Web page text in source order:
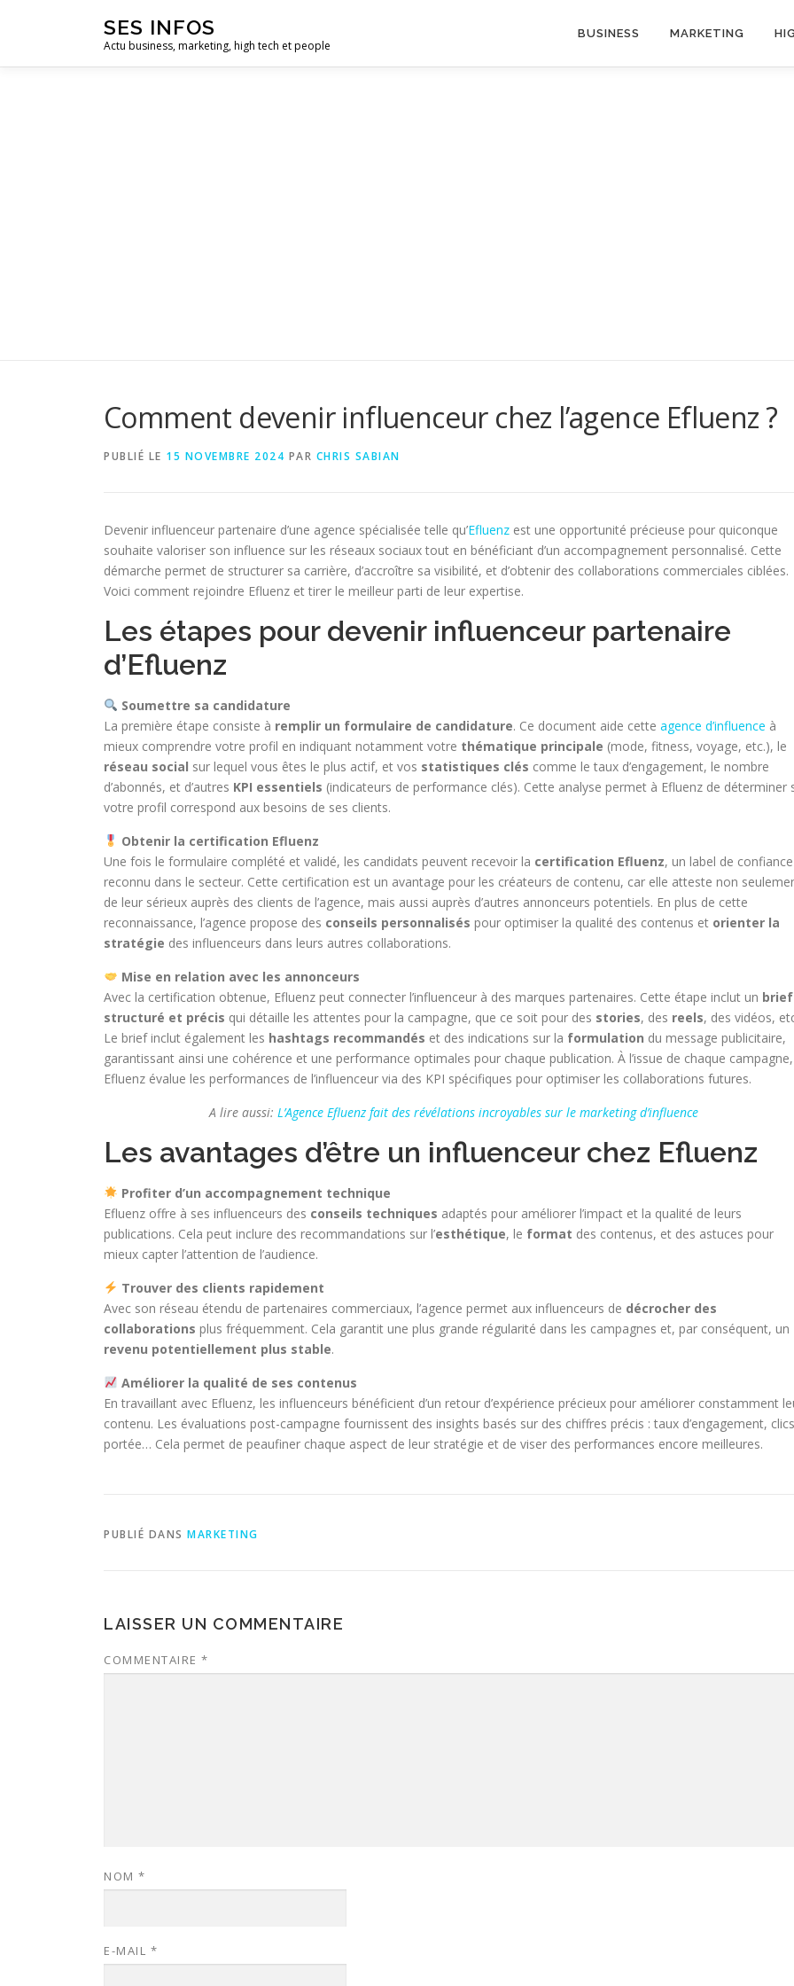
SES INFOS
Actu business, marketing, high tech et people
BUSINESS MARKETING
Comment devenir influenceur chez l’agence Efluenz ?
PUBLIÉ LE 15 NOVEMBRE 2024 PAR CHRIS SABIAN
Devenir influenceur partenaire d’une agence spécialisée telle qu’Efluenz est une opportunité précieuse pour quiconque
souhaite valoriser son influence sur les réseaux sociaux tout en bénéficiant d’un accompagnement personnalisé. Cette
démarche permet de structurer sa carrière, d’accroître sa visibilité, et d’obtenir des collaborations commerciales ciblées.
Voici comment rejoindre Efluenz et tirer le meilleur parti de leur expertise.
Les étapes pour devenir influenceur partenaire
d’Efluenz
Soumettre sa candidature
La première étape consiste à remplir un formulaire de candidature. Ce document aide cette agence d’influence à
mieux comprendre votre profil en indiquant notamment votre thématique principale (mode, fitness, voyage, etc.), le
réseau social sur lequel vous êtes le plus actif, et vos statistiques clés comme le taux d’engagement, le nombre
d’abonnés, et d’autres KPI essentiels (indicateurs de performance clés). Cette analyse permet à Efluenz de déterminer
votre profil correspond aux besoins de ses clients.
Obtenir la certification Efluenz
Une fois le formulaire complété et validé, les candidats peuvent recevoir la certification Efluenz, un label de confiance
reconnu dans le secteur. Cette certification est un avantage pour les créateurs de contenu, car elle atteste non
de leur sérieux auprès des clients de l’agence, mais aussi auprès d’autres annonceurs potentiels. En plus de cette
reconnaissance, l’agence propose des conseils personnalisés pour optimiser la qualité des contenus et orienter la
stratégie des influenceurs dans leurs autres collaborations.
Mise en relation avec les annonceurs
Avec la certification obtenue, Efluenz peut connecter l’influenceur à des marques partenaires. Cette étape inclut un brief
structuré et précis qui détaille les attentes pour la campagne, que ce soit pour des stories, des reels, des vidéos,
Le brief inclut également les hashtags recommandés et des indications sur la formulation du message publicitaire,
garantissant ainsi une cohérence et une performance optimales pour chaque publication. À l’issue de chaque campagne,
Efluenz évalue les performances de l’influenceur via des KPI spécifiques pour optimiser les collaborations futures.
A lire aussi: L’Agence Efluenz fait des révélations incroyables sur le marketing d’influence
Les avantages d’être un influenceur chez Efluenz
Profiter d’un accompagnement technique
Efluenz offre à ses influenceurs des conseils techniques adaptés pour améliorer l’impact et la qualité de leurs
publications. Cela peut inclure des recommandations sur l’esthétique, le format des contenus, et des astuces pour
mieux capter l’attention de l’audience.
Trouver des clients rapidement
Avec son réseau étendu de partenaires commerciaux, l’agence permet aux influenceurs de décrocher des
collaborations plus fréquemment. Cela garantit une plus grande régularité dans les campagnes et, par conséquent, un
revenu potentiellement plus stable.
Améliorer la qualité de ses contenus
En travaillant avec Efluenz, les influenceurs bénéficient d’un retour d’expérience précieux pour améliorer constamment
contenu. Les évaluations post-campagne fournissent des insights basés sur des chiffres précis : taux d’engagement,
portée… Cela permet de peaufiner chaque aspect de leur stratégie et de viser des performances encore meilleures.
PUBLIÉ DANS MARKETING
LAISSER UN COMMENTAIRE
COMMENTAIRE *
NOM *
E-MAIL *